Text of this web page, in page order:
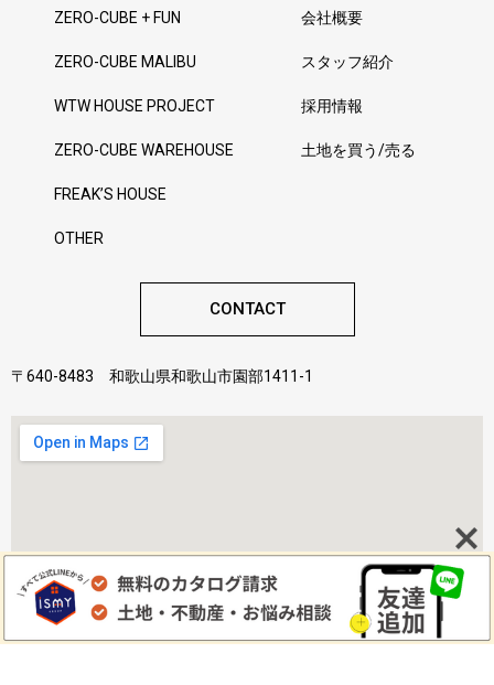
ZERO-CUBE + FUN
ZERO-CUBE MALIBU
WTW HOUSE PROJECT
ZERO-CUBE WAREHOUSE
FREAK’S HOUSE
OTHER
会社概要
スタッフ紹介
採用情報
土地を買う/売る
CONTACT
〒640-8483 和歌山県和歌山市園部1411-1